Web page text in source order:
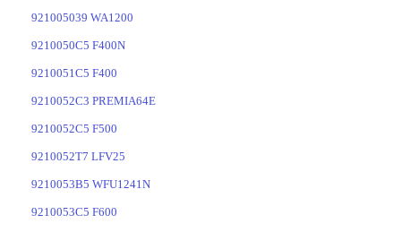
921005039 WA1200
9210050C5 F400N
9210051C5 F400
9210052C3 PREMIA64E
9210052C5 F500
9210052T7 LFV25
9210053B5 WFU1241N
9210053C5 F600